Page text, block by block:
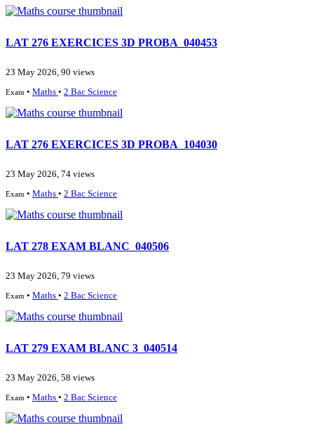
LAT 276 EXERCICES 3D PROBA_040453
23 May 2026, 90 views
Exam • Maths • 2 Bac Science
LAT 276 EXERCICES 3D PROBA_104030
23 May 2026, 74 views
Exam • Maths • 2 Bac Science
LAT 278 EXAM BLANC_040506
23 May 2026, 79 views
Exam • Maths • 2 Bac Science
LAT 279 EXAM BLANC 3_040514
23 May 2026, 58 views
Exam • Maths • 2 Bac Science